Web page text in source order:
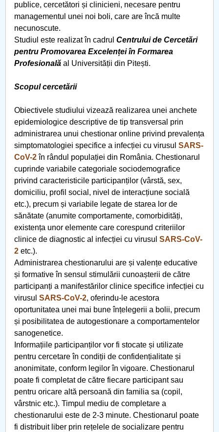
Raportul Conducerii Centrului Universitar Pitești
privind implementarea Planului Operațional 2020-
2024
Parteneri CUP
CAR2026
MENIU CANTINA
O NOUĂ REALITATE
Lectura
Studiu epidemiologic
Statistica si modelare
Teatrul izolării
Hristos este același
Sfintele Paști 2020
Sedentarism
Criza economică
Derogarea României de la CEDO
Educația online
publice, cercetători și clinicieni, necesare pentru
managementul unei noi boli, care are încă multe
necunoscute.
Studiul este realizat în cadrulCentrului de Cercetări
pentru Promovarea Excelenței în Formarea
Profesională al Universității din Pitești.
Scopul cercetării
Obiectivele studiului vizează realizarea unei anchete
epidemiologice descriptive de tip transversal prin
administrarea unui chestionar online privind prevalența
simptomatologiei specifice a infecției cu virusulSARS-
CoV-2în rândul populației din România. Chestionarul
cuprinde variabile categoriale sociodemografice
privind caracteristicile participanților (vârstă, sex,
domiciliu, profil social, nivel de interacțiune socială
etc.), precum și variabile legate de starea lor de
sănătate (anumite comportamente, comorbidități,
existența unor elemente care corespund criteriilor
clinice de diagnostic al infecției cu virusulSARS-CoV-
2 etc.).
Administrarea chestionarului are și valențe educative
și formative în sensul stimulării cunoașterii de către
participanți a manifestărilor clinice specifice infecției cu
virusulSARS-CoV-2, oferindu-le acestora
oportunitatea unei mai bune înțelegerii a bolii, precum
și posibilitatea de autogestionare a comportamentelor
sanogenetice.
Informațiile participanților vor fi stocate și utilizate
pentru cercetare în condiții de confidențialitate și
anonimitate, conform legilor în vigoare. Chestionarul
poate fi completat de către fiecare participant sau
pentru oricare altă persoană din familia sa (copil,
vârstnic etc.). Timpul mediu de completare a
chestionarului este de 2-3 minute. Chestionarul poate
fi distribuit liber prin rețelele de socializare pentru